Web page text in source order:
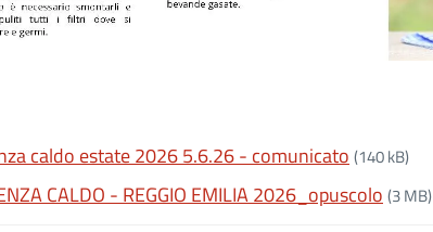
caldo estate 2026 5.6.26 - comunicato (140 kB)
CALDO - REGGIO EMILIA 2026_opuscolo (3 MB)